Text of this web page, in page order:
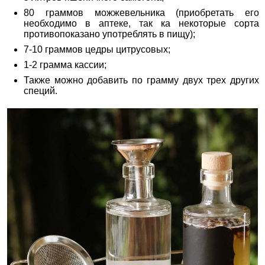
80 граммов можжевельника (приобретать его
необходимо в аптеке, так ка некоторые сорта
противопоказано употреблять в пищу);
7-10 граммов цедры цитрусовых;
1-2 грамма кассии;
Также можно добавить по грамму двух трех других
специй.